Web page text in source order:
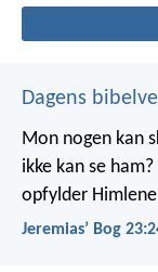
Dagens
Mon nogen kan
ikke kan se
opfylder
Jeremiasʼ Bog